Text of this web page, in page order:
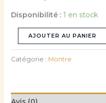
Disponibilité : 1 en stock
AJOUTER AU PANIER
Catégorie : Montre